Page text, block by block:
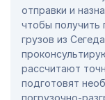
отправки и
чтобы получить
грузов из
рассчитают
подготовят
погрузочно-